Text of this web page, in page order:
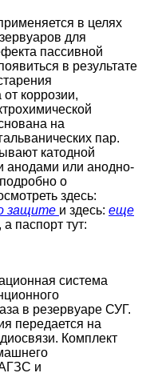
в целях
для
пассивной
в результате
коррозии,
на
пар.
катодной
анодами или анодно-
о
здесь:
защите и здесь: еще
, а паспорт тут:
система
в резервуаре СУГ.
передается на
Комплект
и